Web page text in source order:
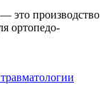
это производство
ортопедо-